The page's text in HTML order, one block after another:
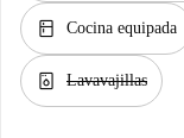
kitchen Cocina equipada
dishwasher_gen Lavavajillas